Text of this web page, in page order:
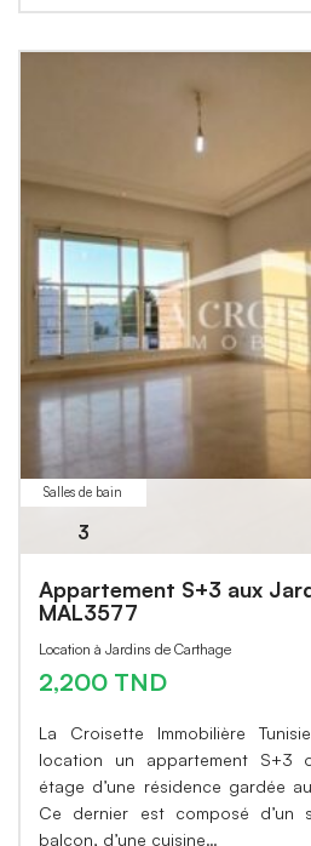
Salles de bain
3
Appartement S+3 aux
MAL3577
Location à Jardins de Carthage
2,200 TND
La Croisette Immobilière
location un appartement S+3
étage d’une résidence gardée
Ce dernier est composé d’un
balcon, d’une cuisine…